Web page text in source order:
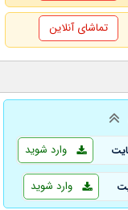
تماشای آنلاین
وارد شوید
وارد شوید